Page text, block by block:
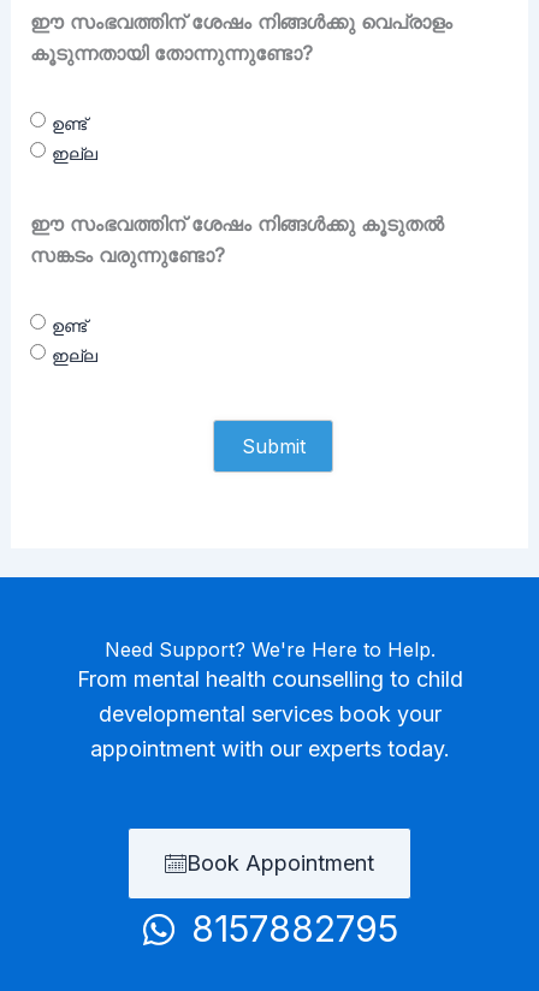
ഈ സംഭവത്തിന് ശേഷം നിങ്ങൾക്കു വെപ്രാളം
കൂടുന്നതായി തോന്നുന്നുണ്ടോ?
ഉണ്ട്
ഇല്ല
ഈ സംഭവത്തിന് ശേഷം നിങ്ങൾക്കു കൂടുതൽ
സങ്കടം വരുന്നുണ്ടോ?
ഉണ്ട്
ഇല്ല
Need Support? We're Here to Help.
From mental health counselling to child
developmental services book your
appointment with our experts today.
Book Appointment
8157882795